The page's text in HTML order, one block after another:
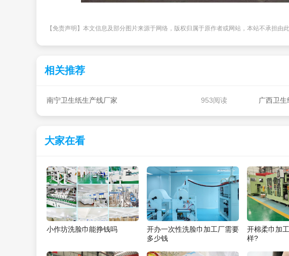
【免责声明】本文信息及部分图片来源于网络，版权归属于原作者或网站，本站不承担
相关推荐
南宁卫生纸生产线厂家 953阅读 广西卫
大家在看
小作坊洗脸巾能挣钱吗
开办一次性洗脸巾加工厂需要
多少钱
开棉柔巾加
样?